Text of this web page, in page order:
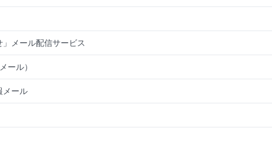
メール配信サービス
ール）
メール